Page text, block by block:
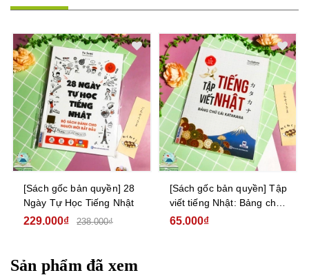
[Sách gốc bản quyền] 28
Ngày Tự Học Tiếng Nhật
229.000₫ 238.000₫
[Sách gốc bản quyền] Tập
viết tiếng Nhật: Bảng chữ
cái Katakana
65.000₫
Sản phẩm đã xem